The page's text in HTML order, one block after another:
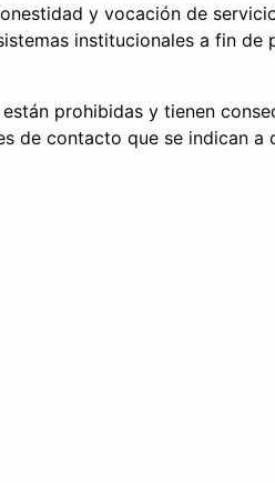
y vocación de
institucionales a fin
prohibidas y tienen
de contacto que se indican a